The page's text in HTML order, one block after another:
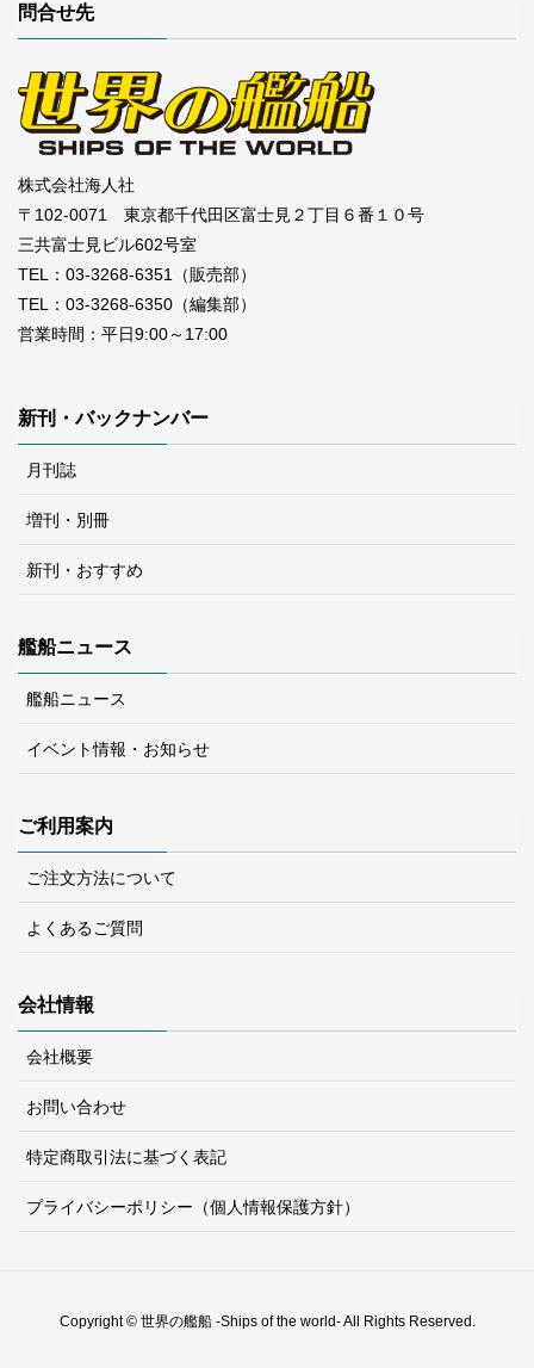
問合せ先
株式会社海人社
〒102-0071 東京都千代田区富士見２丁目６番１０号
三共富士見ビル602号室
TEL：03-3268-6351（販売部）
TEL：03-3268-6350（編集部）
営業時間：平日9:00～17:00
新刊・バックナンバー
月刊誌
増刊・別冊
新刊・おすすめ
艦船ニュース
艦船ニュース
イベント情報・お知らせ
ご利用案内
ご注文方法について
よくあるご質問
会社情報
会社概要
お問い合わせ
特定商取引法に基づく表記
プライバシーポリシー（個人情報保護方針）
Copyright © 世界の艦船 -Ships of the world- All Rights Reserved.